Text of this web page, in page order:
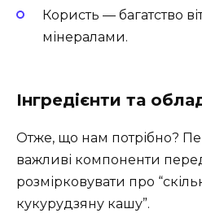
Користь — багатство
мінералами.
Інгредієнти та
Отже, що нам потрібно?
важливі компоненти
розмірковувати про
кукурудзяну кашу”.